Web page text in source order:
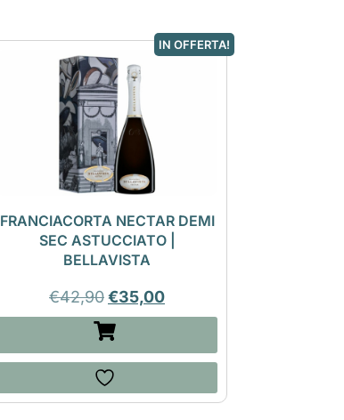
IN OFFERTA!
FRANCIACORTA NECTAR DEMI
SEC ASTUCCIATO |
BELLAVISTA
€42,90€35,00